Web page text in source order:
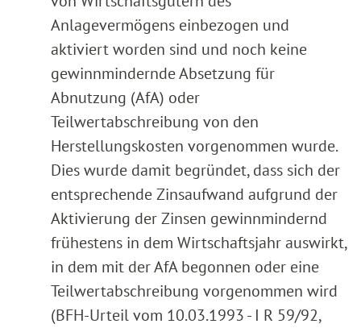
Anlagevermögens einbezogen und
aktiviert worden sind und noch keine
gewinnmindernde Absetzung für
Abnutzung (AfA) oder
Teilwertabschreibung von den
Herstellungskosten vorgenommen wurde.
Dies wurde damit begründet, dass sich der
entsprechende Zinsaufwand aufgrund der
Aktivierung der Zinsen gewinnmindernd
frühestens in dem Wirtschaftsjahr auswirkt,
in dem mit der AfA begonnen oder eine
Teilwertabschreibung vorgenommen wird
(BFH-Urteil vom 10.03.1993 - I R 59/92,